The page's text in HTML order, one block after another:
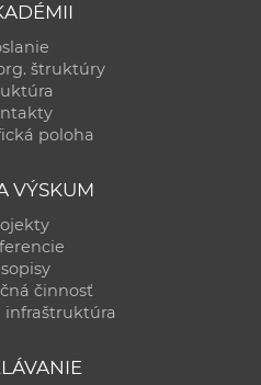
štruktúry
poloha
VÝSKUM
činnosť
infraštruktúra